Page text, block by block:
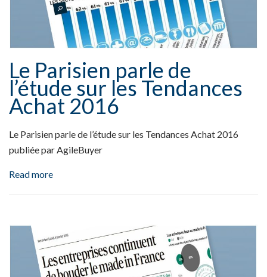
Le Parisien parle de
l’étude sur les Tendances
Achat 2016
Le Parisien parle de l’étude sur les Tendances Achat 2016
publiée par AgileBuyer
Read more